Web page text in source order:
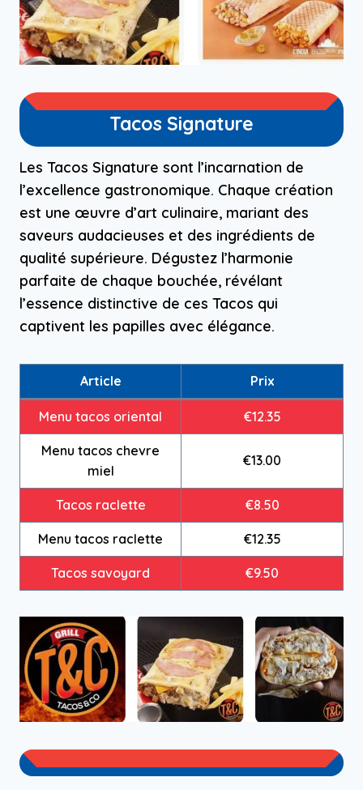
Tacos Signature
Les Tacos Signature sont l’incarnation de
l’excellence gastronomique. Chaque création
est une œuvre d’art culinaire, mariant des
saveurs audacieuses et des ingrédients de
qualité supérieure. Dégustez l’harmonie
parfaite de chaque bouchée, révélant
l’essence distinctive de ces Tacos qui
captivent les papilles avec élégance.
Article Prix
Menu tacos oriental €12.35
Menu tacos chevre
miel
€13.00
Tacos raclette €8.50
Menu tacos raclette €12.35
Tacos savoyard €9.50